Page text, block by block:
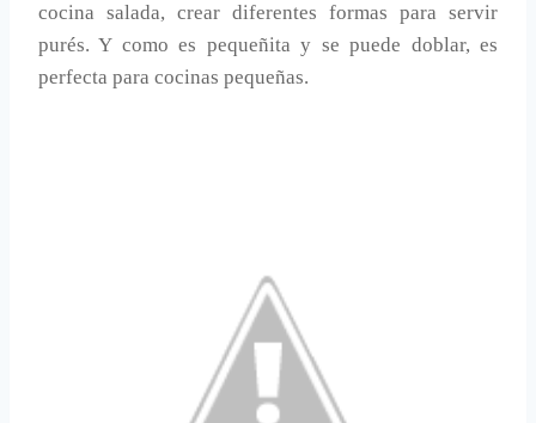
cocina salada, crear diferentes formas para servir
purés. Y como es pequeñita y se puede doblar, es
perfecta para cocinas pequeñas.